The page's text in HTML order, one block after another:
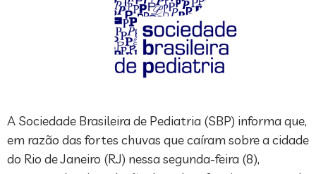
A Sociedade Brasileira de Pediatria (SBP) informa que,
em razão das fortes chuvas que caíram sobre a cidade
do Rio de Janeiro (RJ) nessa segunda-feira (8),